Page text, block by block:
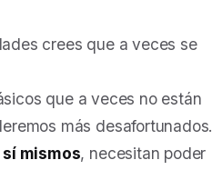
crees que a veces se
que a veces no están
más desafortunados.
mismos, necesitan poder